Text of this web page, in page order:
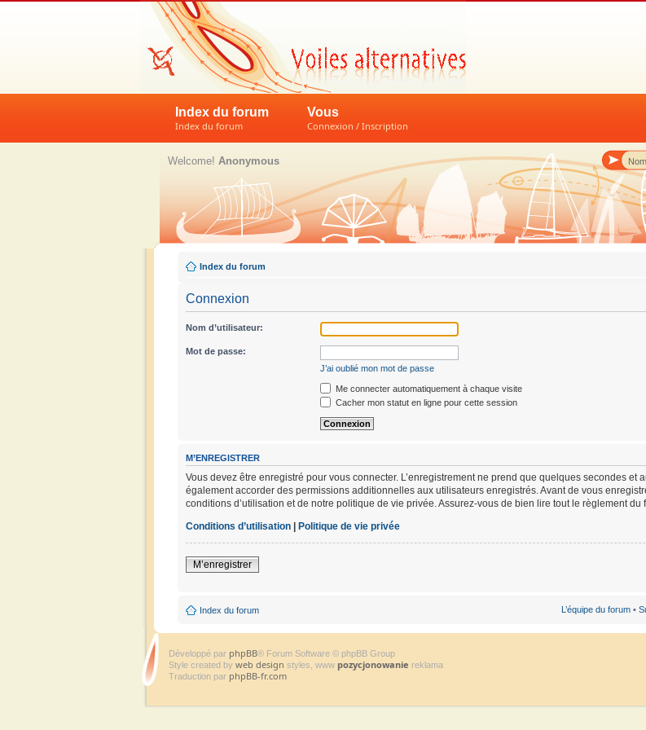
Index du forum
Index du forum
Vous
Connexion / Inscription
Welcome! Anonymous
Index du forum
Connexion
Nom d’utilisateur:
Mot de passe:
J’ai oublié mon mot de passe
Me connecter automatiquement à chaque visite
Cacher mon statut en ligne pour cette session
M’ENREGISTRER
Vous devez être enregistré pour vous connecter. L’enregistrement ne prend que quelques secondes et
également accorder des permissions additionnelles aux utilisateurs enregistrés. Avant de vous
conditions d’utilisation et de notre politique de vie privée. Assurez-vous de bien lire tout le règlement du
Conditions d’utilisation | Politique de vie privée
M’enregistrer
Index du forum L’équipe du forum •
Développé par phpBB® Forum Software © phpBB Group
Style created by web design styles, www pozycjonowanie reklama
Traduction par phpBB-fr.com